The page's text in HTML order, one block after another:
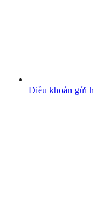
Điều khoản gửi